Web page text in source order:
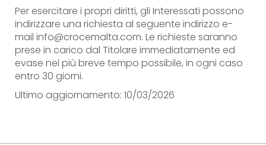
Per esercitare i propri diritti, gli Interessati possono
indirizzare una richiesta al seguente indirizzo e-
mail info@crocemalta.com. Le richieste saranno
prese in carico dal Titolare immediatamente ed
evase nel più breve tempo possibile, in ogni caso
entro 30 giorni.
Ultimo aggiornamento: 10/03/2026